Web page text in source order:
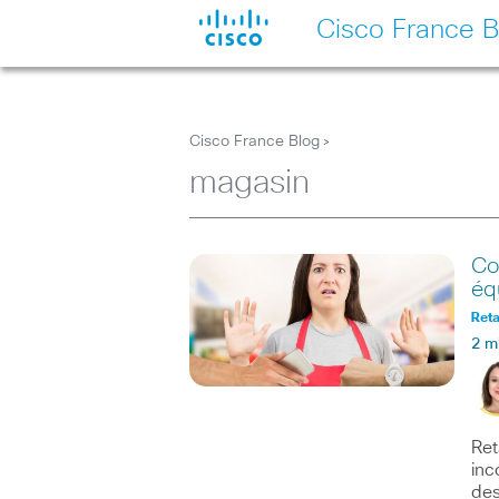
Cisco France
Cisco France Blog >
magasin
2